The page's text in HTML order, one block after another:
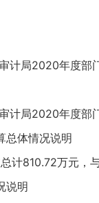
计局2020年度部
计局2020年度部
总体情况说明
计810.72万元，
说明